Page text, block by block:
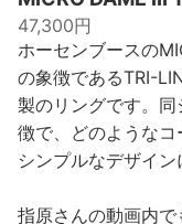
47,300円
ホーセンブースの
の象徴であるTRI-
製のリングです。
徴で、どのような
シンプルなデザイン
指原さんの動画内